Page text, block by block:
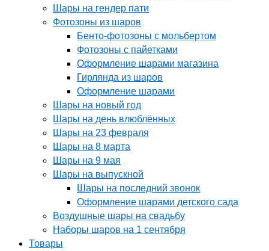
Шары на гендер пати
Фотозоны из шаров
Бенто-фотозоны с мольбертом
Фотозоны с пайетками
Оформление шарами магазина
Гирлянда из шаров
Оформление шарами
Шары на новый год
Шары на день влюблённых
Шары на 23 февраля
Шары на 8 марта
Шары на 9 мая
Шары на выпускной
Шары на последний звонок
Оформление шарами детского сада
Воздушные шары на свадьбу
Наборы шаров на 1 сентября
Товары